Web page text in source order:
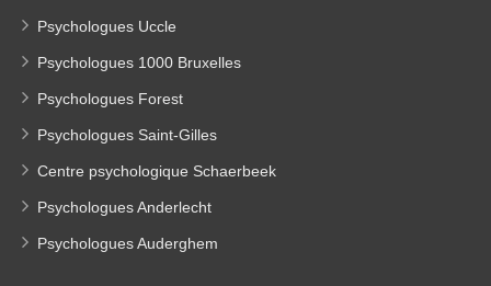
Psychologues Uccle
Psychologues 1000 Bruxelles
Psychologues Forest
Psychologues Saint-Gilles
Centre psychologique Schaerbeek
Psychologues Anderlecht
Psychologues Auderghem